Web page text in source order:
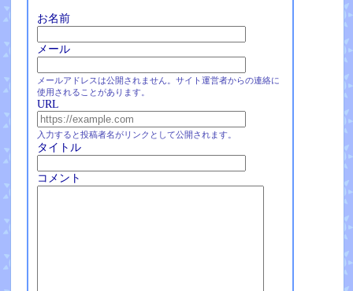
お名前
メール
メールアドレスは公開されません。サイト運営者からの連絡に
使用されることがあります。
URL
入力すると投稿者名がリンクとして公開されます。
タイトル
コメント